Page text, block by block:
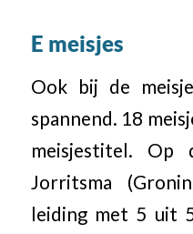
E meisjes
Ook bij de
spannend. 18
meisjestitel.
Jorritsma
leiding met 5 uit